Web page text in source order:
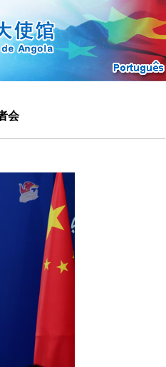
会